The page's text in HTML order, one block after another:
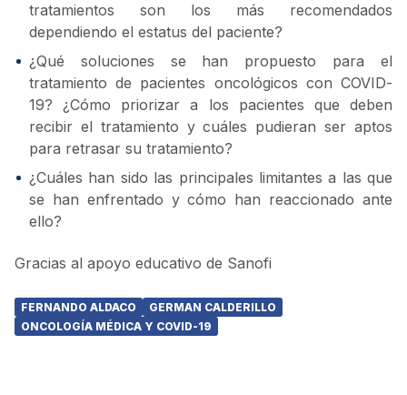
tratamientos son los más recomendados
dependiendo el estatus del paciente?
¿Qué soluciones se han propuesto para el
tratamiento de pacientes oncológicos con COVID-
19? ¿Cómo priorizar a los pacientes que deben
recibir el tratamiento y cuáles pudieran ser aptos
para retrasar su tratamiento?
¿Cuáles han sido las principales limitantes a las que
se han enfrentado y cómo han reaccionado ante
ello?
Gracias al apoyo educativo de Sanofi
FERNANDO ALDACO
GERMAN CALDERILLO
ONCOLOGÍA MÉDICA Y COVID-19